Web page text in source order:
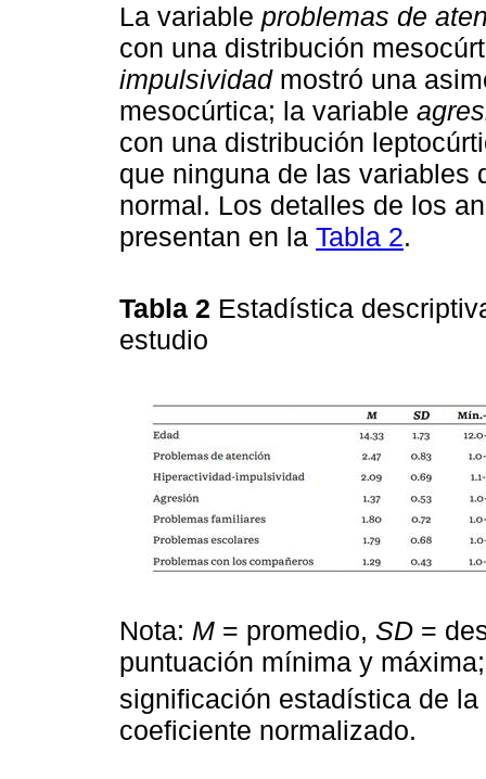
La variable problemas de
con una distribución
impulsividadmostró una
mesocúrtica; la variable
con una distribución
que ninguna de las variables
normal. Los detalles de los
presentan en la Tabla 2.
Tabla 2 Estadística
estudio
Nota: M = promedio, SD =
puntuación mínima y
significación estadística de
coeficiente normalizado.